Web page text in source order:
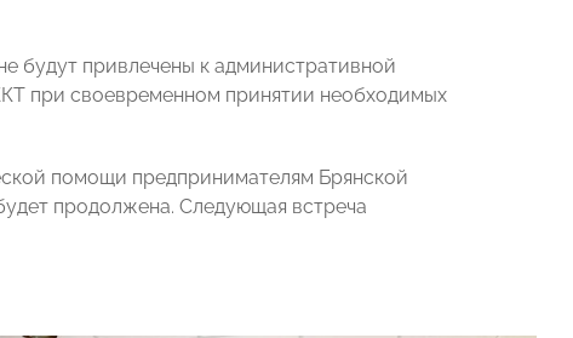
будут привлечены к административной
при своевременном принятии необходимых
помощи предпринимателям Брянской
продолжена. Следующая встреча